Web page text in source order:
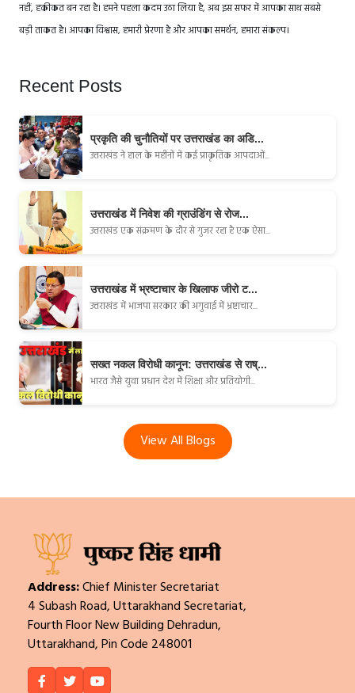
नहीं, हकीकत बन रहा है। हमने पहला कदम उठा लिया है, अब इस सफर में आपका साथ सबसे
बड़ी ताकत है। आपका विश्वास, हमारी प्रेरणा है और आपका समर्थन, हमारा संकल्प।
Recent Posts
प्रकृति की चुनौतियों पर उत्तराखंड का अडि...
उत्तराखंड ने हाल के महीनों में कई प्राकृतिक आपदाओं...
उत्तराखंड में निवेश की ग्राउंडिंग से रोज...
उत्तराखंड एक संक्रमण के दौर से गुजर रहा है एक ऐसा...
उत्तराखंड में भ्रष्टाचार के खिलाफ जीरो ट...
उत्तराखंड में भाजपा सरकार की अगुवाई में भ्रष्टाचार...
सख्त नकल विरोधी कानून: उत्तराखंड से राष्...
भारत जैसे युवा प्रधान देश में शिक्षा और प्रतियोगी...
View All Blogs
Address:Chief Minister Secretariat
4 Subash Road, Uttarakhand Secretariat,
Fourth Floor New Building Dehradun,
Uttarakhand, Pin Code 248001